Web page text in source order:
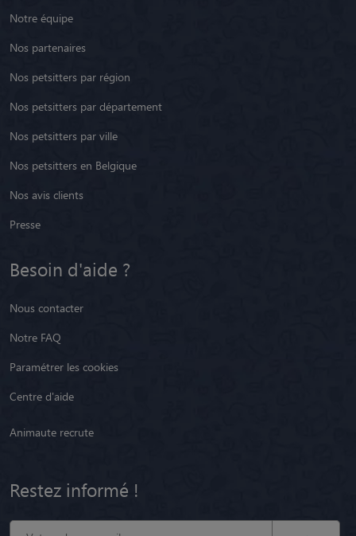
Notre équipe
Nos partenaires
Nos petsitters par région
Nos petsitters par département
Nos petsitters par ville
Nos petsitters en Belgique
Nos avis clients
Presse
Besoin d'aide ?
Nous contacter
Notre FAQ
Paramétrer les cookies
Centre d'aide
Animaute recrute
Restez informé !